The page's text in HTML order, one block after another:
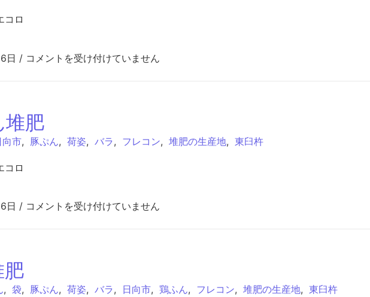
ロ
日 / 鶏ふん堆肥 は
コメントを受け付けていません
堆肥
向市, 豚ぷん, 荷姿, バラ, フレコン, 堆肥の生産地, 東臼杵
ロ
日 / 豚ぷん堆肥 は
コメントを受け付けていません
肥
, 袋, 豚ぷん, 荷姿, バラ, 日向市, 鶏ふん, フレコン, 堆肥の生産地, 東臼杵